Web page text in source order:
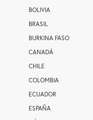
BOLIVIA
BRASIL
BURKINA FASO
CANADÁ
CHILE
COLOMBIA
ECUADOR
ESPAÑA